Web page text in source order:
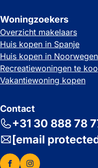
Woningzoekers
Overzicht makelaars
Huis kopen in Spanje
Huis kopen in Noorwegen
Recreatiewoningen te
Vakantiewoning kopen
Contact
+31 30 888 78
[email